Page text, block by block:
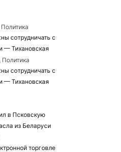
сотрудничать с
— Тихановская
сотрудничать с
— Тихановская
в Псковскую
из Беларуси
торговле